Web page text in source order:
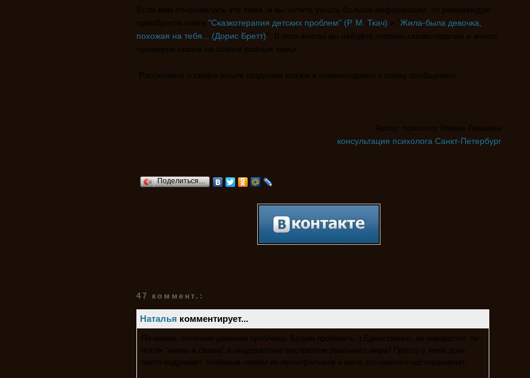
Если вам понравилась эта тема, и вы хотите узнать больше информации, то рекомендую
приобрести книги "Сказкотерапия детских проблем" (Р. М. Ткач) и " Жила-была девочка,
похожая на тебя... (Дорис Бретт) ". В этих книгах вы найдёте теорию сказкотерапии и много
примеров сказок на самые разные темы.
Расскажите о своём опыте создания сказок в комментариях к этому сообщению.
Автор: психолог Роман Левыкин
консультация психолога Санкт-Петербург
Поделиться…
47 коммент.:
Наталья комментирует...
По-моему, отличное решение проблемы. Будем пробовать :) Единственно, не перерастет ли
потом "жизнь в сказке" в неадекватное восприятие реального мира? Просто у меня дочь
часто подражает любимым героям из мультфильмов и меня это немного настораживает.